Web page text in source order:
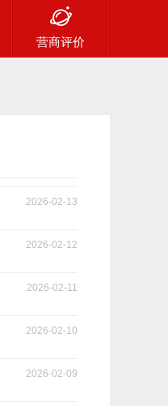
营商评价
2026-02-13
2026-02-12
2026-02-11
2026-02-10
2026-02-09